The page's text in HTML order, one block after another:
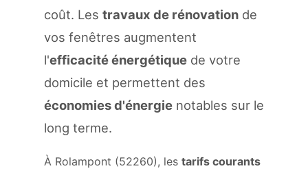
coût. Les travaux de rénovation de
vos fenêtres augmentent
l'efficacité énergétique de votre
domicile et permettent des
économies d'énergie notables sur le
long terme.
À Rolampont (52260), les tarifs courants